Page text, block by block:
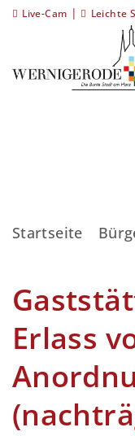
Live-Cam | Leichte
Startseite
Erlass